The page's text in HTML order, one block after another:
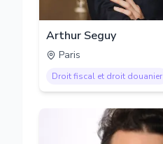
Arthur Seguy
Paris
Droit fiscal et droit douanier